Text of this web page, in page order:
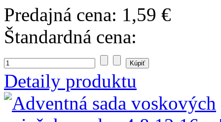
Predajná cena: 1,59 €
Štandardná cena:
Detaily produktu